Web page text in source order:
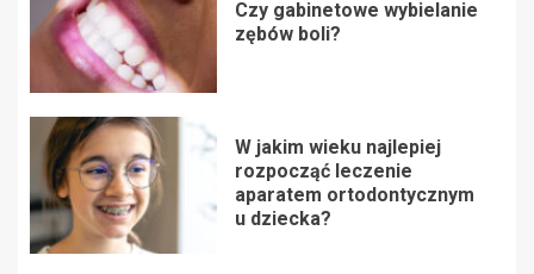
Czy gabinetowe wybielanie
zębów boli?
W jakim wieku najlepiej
rozpocząć leczenie
aparatem ortodontycznym
u dziecka?